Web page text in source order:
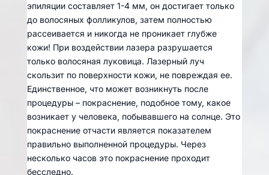
эпиляции составляет 1-4 мм, он достигает только
до волосяных фолликулов, затем полностью
рассеивается и никогда не проникает глубже
кожи! При воздействии лазера разрушается
только волосяная луковица. Лазерный луч
скользит по поверхности кожи, не повреждая ее.
Единственное, что может возникнуть после
процедуры – покраснение, подобное тому, какое
возникает у человека, побывавшего на солнце. Это
покраснение отчасти является показателем
правильно выполненной процедуры. Через
несколько часов это покраснение проходит
бесследно.